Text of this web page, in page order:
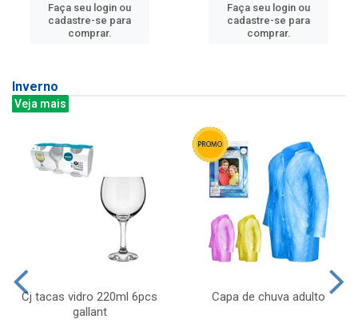
Faça seu login ou
cadastre-se para
comprar.
Faça seu login ou
cadastre-se para
comprar.
Inverno
Veja mais
Cj tacas vidro 220ml 6pcs
gallant
Capa de chuva adulto